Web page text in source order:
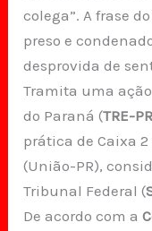
colega”. A frase
preso e
desprovida de
Tramita uma
do Paraná (TRE-PR
prática de Caixa
(União-PR),
Tribunal Federal (
De acordo com a